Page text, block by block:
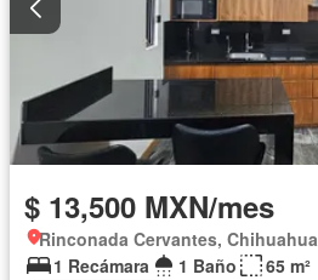
$ 13,500 MXN/mes
Rinconada Cervantes, Chihuahua
1 Recámara
1 Baño
65 m²